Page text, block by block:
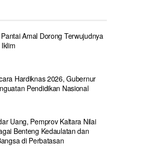
Amal Dorong Terwujudnya
Hardiknas 2026, Gubernur
Pendidikan Nasional
Uang, Pemprov Kaltara Nilai
Benteng Kedaulatan dan
di Perbatasan